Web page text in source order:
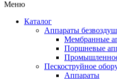
Меню
Каталог
Аппараты
Мембранные
Поршневые
Промышленное
Пескоструйное
Аппараты